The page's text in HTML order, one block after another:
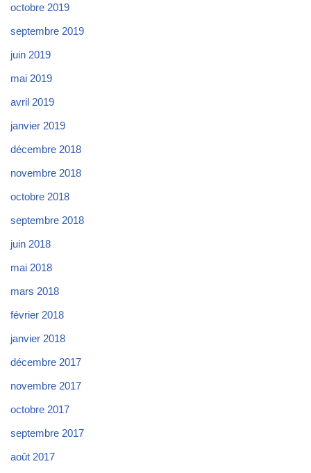
octobre 2019
septembre 2019
juin 2019
mai 2019
avril 2019
janvier 2019
décembre 2018
novembre 2018
octobre 2018
septembre 2018
juin 2018
mai 2018
mars 2018
février 2018
janvier 2018
décembre 2017
novembre 2017
octobre 2017
septembre 2017
août 2017